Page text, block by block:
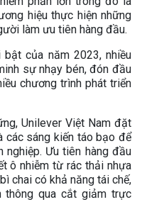
hiệu thực hiện những
làm ưu tiên hàng đầu.
của năm 2023, nhiều
sự nhạy bén, đón đầu
chương trình phát triển
Unilever Việt Nam đặt
các sáng kiến táo bạo để
nghiệp. Ưu tiên hàng đầu
ô nhiễm từ rác thải nhựa
chai có khả năng tái chế,
thông qua cắt giảm trực